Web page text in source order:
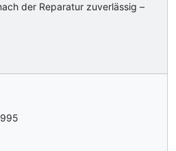
der Reparatur zuverlässig –